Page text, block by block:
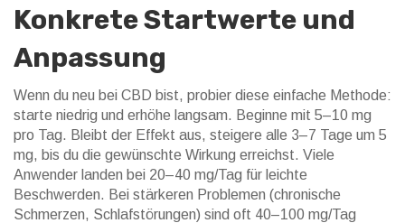
Konkrete Startwerte und
Anpassung
Wenn du neu bei CBD bist, probier diese einfache Methode:
starte niedrig und erhöhe langsam. Beginne mit 5–10 mg
pro Tag. Bleibt der Effekt aus, steigere alle 3–7 Tage um 5
mg, bis du die gewünschte Wirkung erreichst. Viele
Anwender landen bei 20–40 mg/Tag für leichte
Beschwerden. Bei stärkeren Problemen (chronische
Schmerzen, Schlafstörungen) sind oft 40–100 mg/Tag